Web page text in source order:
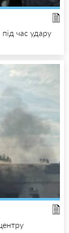
під час удару